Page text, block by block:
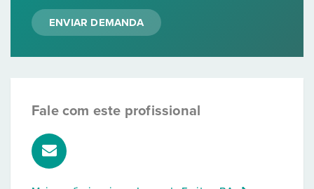
ENVIAR DEMANDA
Fale com este profissional